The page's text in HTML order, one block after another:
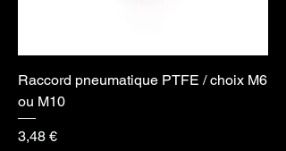
Raccord pneumatique PTFE / choix M6
ou M10
Prix
3,48 €